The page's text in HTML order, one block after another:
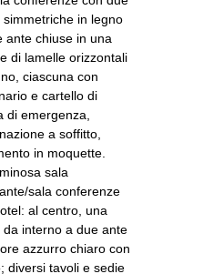
l'immagine